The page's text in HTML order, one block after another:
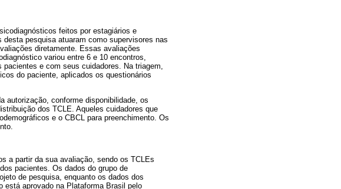
feitos por estagiários e
pesquisa atuaram como supervisores nas
diretamente. Essas avaliações
variou entre 6 e 10 encontros,
e com seus cuidadores. Na triagem,
do paciente, aplicados os questionários
autorização, conforme disponibilidade, os
dos TCLE. Aqueles cuidadores que
e o CBCL para preenchimento. Os
a partir da sua avaliação, sendo os TCLEs
pacientes. Os dados do grupo de
de pesquisa, enquanto os dados dos
está aprovado na Plataforma Brasil pelo